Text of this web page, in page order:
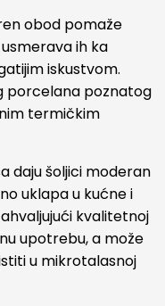
obod pomaže
ih ka
iskustvom.
porcelana poznatog
termičkim
daju šoljici moderan
uklapa u kućne i
kvalitetnoj
upotrebu, a može
u mikrotalasnoj